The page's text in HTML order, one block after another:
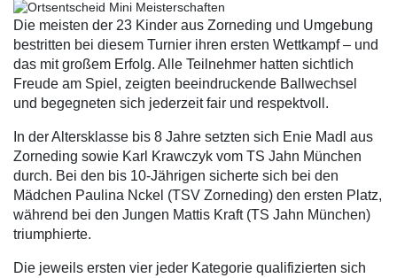
Die meisten der 23 Kinder aus Zorneding und Umgebung
bestritten bei diesem Turnier ihren ersten Wettkampf – und
das mit großem Erfolg. Alle Teilnehmer hatten sichtlich
Freude am Spiel, zeigten beeindruckende Ballwechsel
und begegneten sich jederzeit fair und respektvoll.
In der Altersklasse bis 8 Jahre setzten sich Enie Madl aus
Zorneding sowie Karl Krawczyk vom TS Jahn München
durch. Bei den bis 10-Jährigen sicherte sich bei den
Mädchen Paulina Nckel (TSV Zorneding) den ersten Platz,
während bei den Jungen Mattis Kraft (TS Jahn München)
triumphierte.
Die jeweils ersten vier jeder Kategorie qualifizierten sich